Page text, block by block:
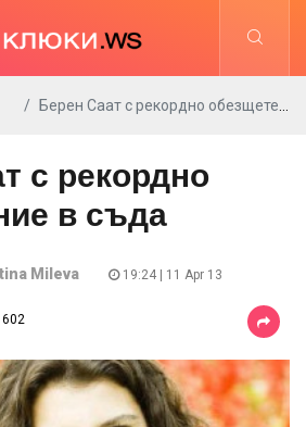
Берен Саат с рекордно обезщетение в съда
с рекордно
в съда
Mileva 19:24 | 11 Apr 13
602